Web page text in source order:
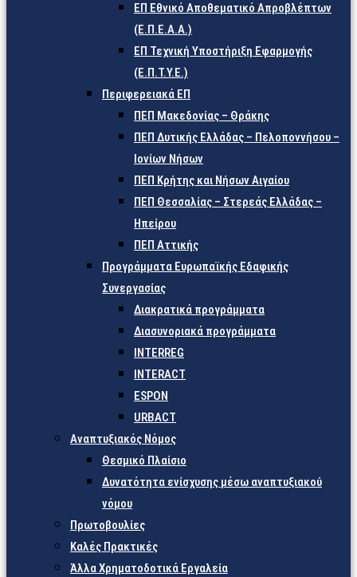
ΕΠ Εθνικό Αποθεματικό Απροβλέπτων
(Ε.Π.Ε.Α.Α.)
ΕΠ Τεχνική Υποστήριξη Εφαρμογής
(Ε.Π.Τ.Υ.Ε.)
Περιφερειακά ΕΠ
ΠΕΠ Μακεδονίας – Θράκης
ΠΕΠ Δυτικής Ελλάδας – Πελοποννήσου –
Ιονίων Νήσων
ΠΕΠ Κρήτης και Νήσων Αιγαίου
ΠΕΠ Θεσσαλίας – Στερεάς Ελλάδας –
Ηπείρου
ΠΕΠ Αττικής
Προγράμματα Ευρωπαϊκής Εδαφικής
Συνεργασίας
Διακρατικά προγράμματα
Διασυνοριακά προγράμματα
INTERREG
INTERACT
ESPON
URBACT
Αναπτυξιακός Νόμος
Θεσμικό Πλαίσιο
Δυνατότητα ενίσχυσης μέσω αναπτυξιακού
νόμου
Πρωτοβουλίες
Καλές Πρακτικές
Άλλα Χρηματοδοτικά Εργαλεία